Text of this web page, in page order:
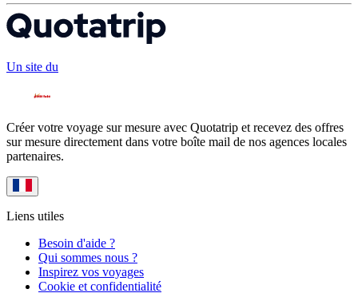
Un site du
Créer votre voyage sur mesure avec Quotatrip et recevez des offres
sur mesure directement dans votre boîte mail de nos agences locales
partenaires.
Liens utiles
Besoin d'aide ?
Qui sommes nous ?
Inspirez vos voyages
Cookie et confidentialité